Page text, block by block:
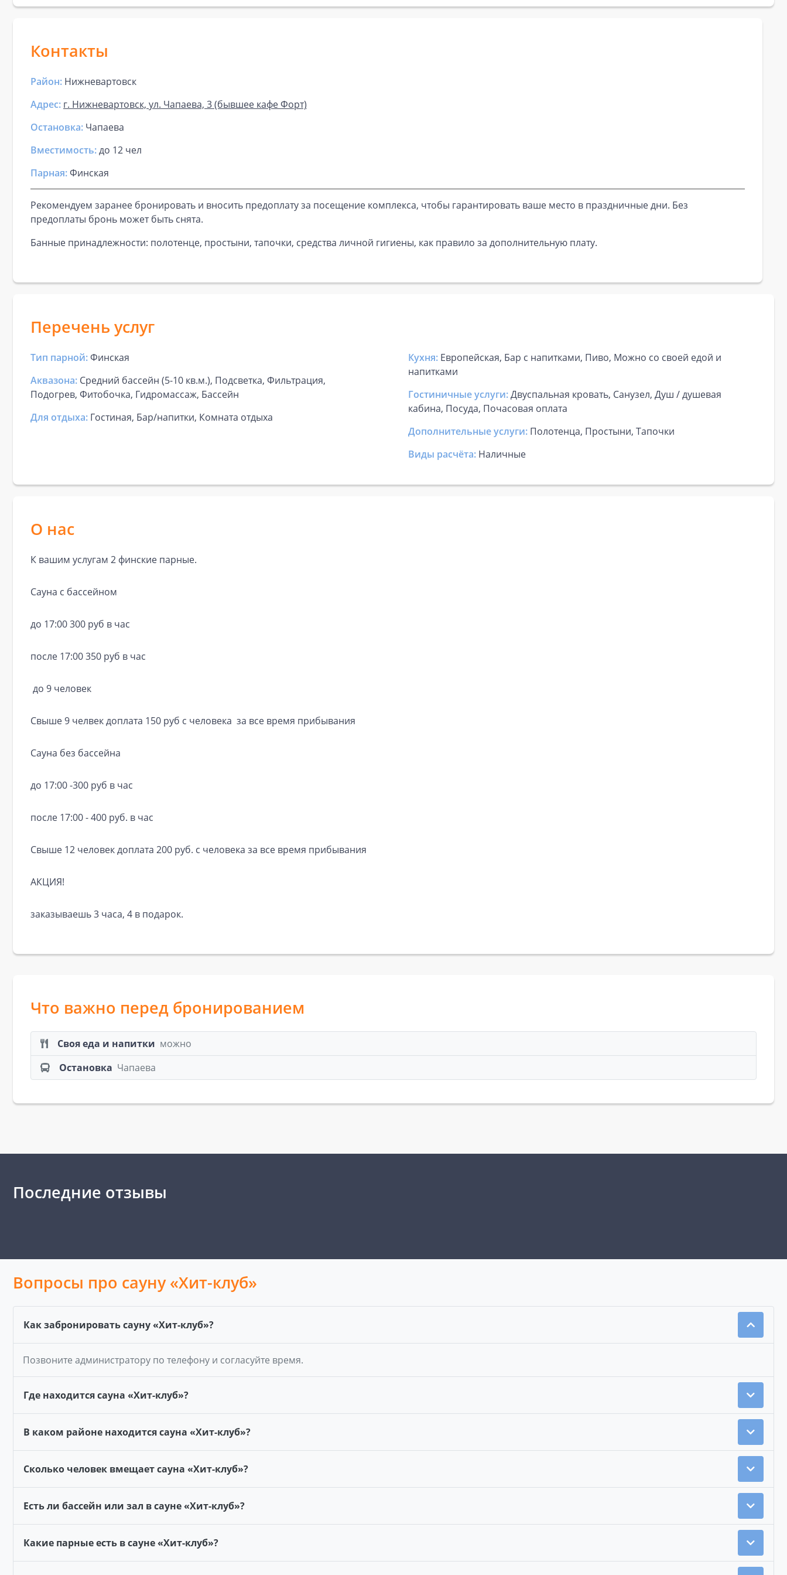
Контакты
Район: Нижневартовск
Адрес: г. Нижневартовск, ул. Чапаева, 3 (бывшее кафе Форт)
Остановка: Чапаева
Вместимость:до 12 чел
Парная:Финская
Рекомендуем заранее бронировать и вносить предоплату за посещение комплекса, чтобы гарантировать ваше место в праздничные дни. Без
предоплаты бронь может быть снята.
Банные принадлежности: полотенце, простыни, тапочки, средства личной гигиены, как правило за дополнительную плату.
Перечень услуг
Тип парной:Финская
Аквазона: Средний бассейн (5-10 кв.м.), Подсветка, Фильтрация,
Подогрев, Фитобочка, Гидромассаж, Бассейн
Для отдыха: Гостиная, Бар/напитки, Комната отдыха
Кухня: Европейская, Бар с напитками, Пиво, Можно со своей едой и
напитками
Гостиничные услуги:Двуспальная кровать, Санузел, Душ / душевая
кабина, Посуда, Почасовая оплата
Дополнительные услуги: Полотенца, Простыни, Тапочки
Виды расчёта: Наличные
О нас
К вашим услугам 2 финские парные.
Сауна с бассейном
до 17:00 300 руб в час
после 17:00 350 руб в час
до 9 человек
Свыше 9 челвек доплата 150 руб с человека за все время прибывания
Сауна без бассейна
до 17:00 -300 руб в час
после 17:00 - 400 руб. в час
Свыше 12 человек доплата 200 руб. с человека за все время прибывания
АКЦИЯ!
заказываешь 3 часа, 4 в подарок.
Что важно перед бронированием
Своя еда и напитки можно
Остановка Чапаева
Последние отзывы
Вопросы про сауну «Хит-клуб»
Как забронировать сауну «Хит-клуб»?
Позвоните администратору по телефону и согласуйте время.
Где находится сауна «Хит-клуб»?
В каком районе находится сауна «Хит-клуб»?
Сколько человек вмещает сауна «Хит-клуб»?
Есть ли бассейн или зал в сауне «Хит-клуб»?
Какие парные есть в сауне «Хит-клуб»?